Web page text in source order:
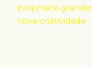
propmark-
nova-criatividade